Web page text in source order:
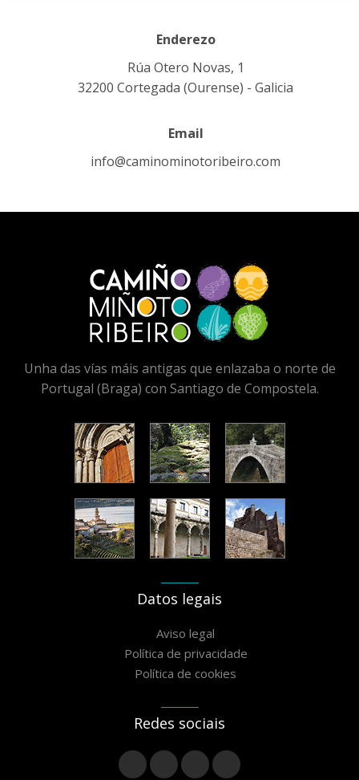
Enderezo
Rúa Otero Novas, 1
32200 Cortegada (Ourense) - Galicia
Email
info@caminominotoribeiro.com
Unha das vías máis antigas que enlazaba o norte de
Portugal (Braga) con Santiago de Compostela.
Datos legais
Aviso legal
Política de privacidade
Política de cookies
Redes sociais